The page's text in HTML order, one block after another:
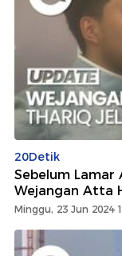
20Detik
Sebelum Lamar
Wejangan Atta
Minggu, 23 Jun 2024